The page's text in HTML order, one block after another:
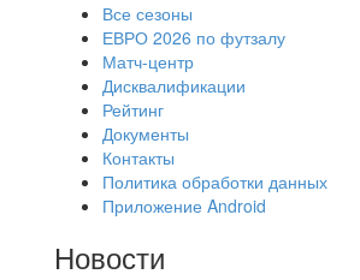
Все сезоны
ЕВРО 2026 по футзалу
Матч-центр
Дисквалификации
Рейтинг
Документы
Контакты
Политика обработки данных
Приложение Android
Новости